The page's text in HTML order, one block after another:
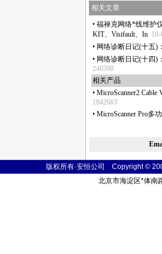
相关文章
• 福禄克网络*线维护
KIT、Visifault、In
• 网络诊断日记(十五)
• 网络诊断日记(十四)
248598
相关产品
• MicroScanner2
1842663
• MicroScanner Pro多
版权所有·安恒公司 Copyright ©
北京市海淀区*体南